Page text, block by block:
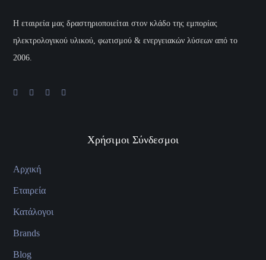
H εταιρεία μας δραστηριοποιείται στον κλάδο της εμπορίας
ηλεκτρολογικού υλικού, φωτισμού & ενεργειακών λύσεων από το
2006.
Χρήσιμοι Σύνδεσμοι
Αρχική
Εταιρεία
Κατάλογοι
Brands
Blog